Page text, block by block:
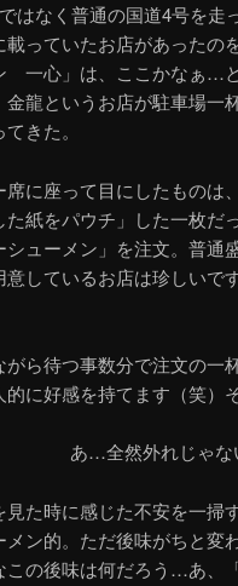
はなく普通の国道4号を走
載っていたお店があったの
一心」は、ここかなぁ…
金龍というお店が駐車場一
きた。
席に座って目にしたものは
た紙をパウチ」した一枚だ
シューメン」を注文。普
意しているお店は珍しい
がら待つ事数分で注文の一
的に好感を持てます（笑）
あ…全然外れじゃな
見た時に感じた不安を一
メン的。ただ後味がちと
この後味は何だろう…あ、